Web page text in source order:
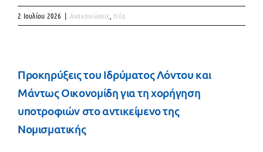
2 Ιουλίου 2026 | Ανακοινώσεις Νέα
Προκηρύξεις του Ιδρύματος Λόντου και
Μάντως Οικονομίδη για τη χορήγηση
υποτροφιών στο αντικείμενο της
Νομισματικής